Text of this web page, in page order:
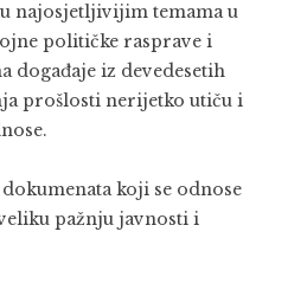
najosjetljivijim temama u
političke rasprave i
događaje iz devedesetih
prošlosti nerijetko utiču i
koji se odnose
pažnju javnosti i